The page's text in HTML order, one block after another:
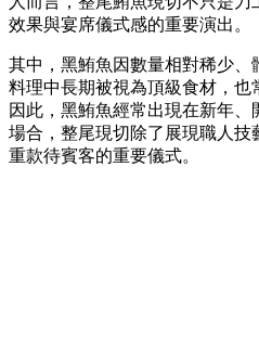
效果與宴席儀式感的重要演出。
其中，黑鮪魚因數量相對稀少
料理中長期被視為頂級食材，也
因此，黑鮪魚經常出現在新年
場合，整尾現切除了展現職人
重款待賓客的重要儀式。